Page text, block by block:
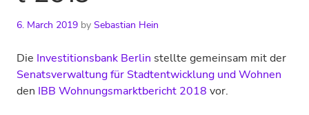
6. March 2019 by Sebastian Hein
Die Investitionsbank Berlin stellte gemeinsam mit der
Senatsverwaltung für Stadtentwicklung und Wohnen
den IBB Wohnungsmarktbericht 2018 vor.